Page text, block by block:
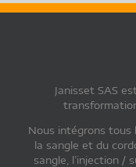
Janisset SAS
Nous intégrons tous
la sangle et du
sangle, l’injection /